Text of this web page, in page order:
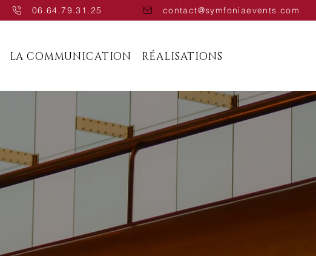
06.64.79.31.25 contact@symfoniaevents.com
LA COMMUNICATION RÉALISATIONS